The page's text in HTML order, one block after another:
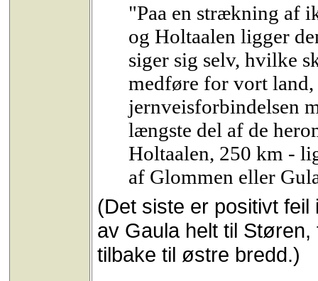
"Paa en strækning af
og Holtaalen ligger
siger sig selv, hvilke
medføre for vort land,
jernveisforbindelsen
længste del af de
Holtaalen, 250 km -
af Glommen eller
(Det siste er positivt
av Gaula helt til
tilbake til østre bredd.)